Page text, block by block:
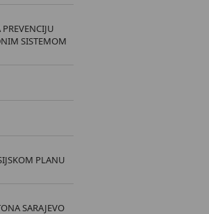
SISTEMOM
PLANU
SARAJEVO